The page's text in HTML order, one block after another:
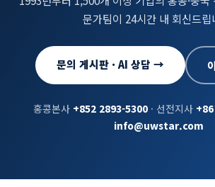
문가팀이 24시간 내 회신드립
문의 게시판 · AI 상담 →
홍콩본사 +852 2893-5300· 선전지사
info@uwstar.com